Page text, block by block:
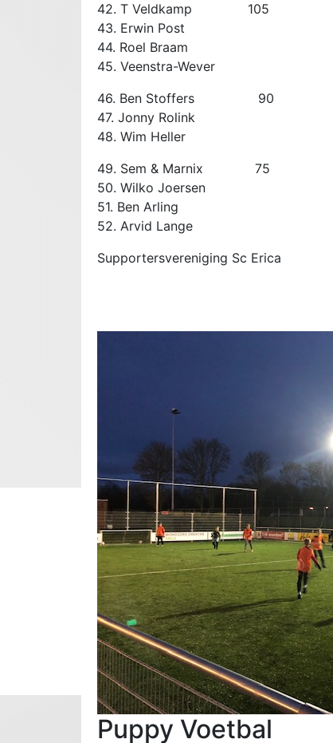
42. T Veldkamp 105
43. Erwin Post
44. Roel Braam
45. Veenstra-Wever
46. Ben Stoffers 90
47. Jonny Rolink
48. Wim Heller
49. Sem & Marnix 75
50. Wilko Joersen
51. Ben Arling
52. Arvid Lange
Supportersvereniging Sc Erica
Puppy Voetbal